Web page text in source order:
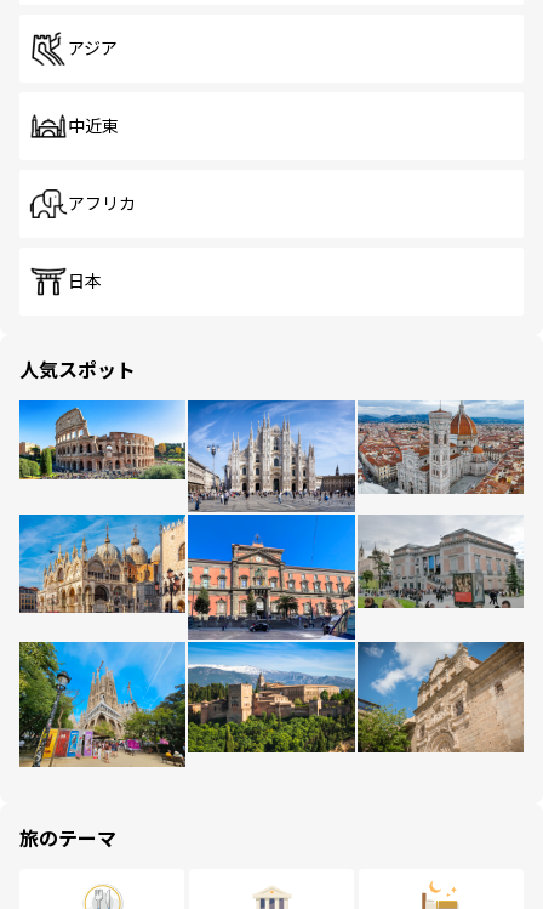
アジア
中近東
アフリカ
日本
人気スポット
旅のテーマ